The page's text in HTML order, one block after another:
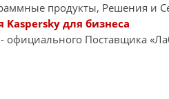
продукты, Решения и
Kaspersky для бизнеса
официального Поставщика